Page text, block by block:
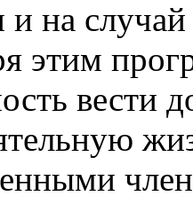
и на
этим
вести